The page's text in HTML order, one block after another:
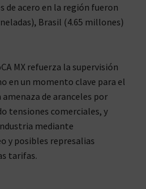
de acero en la región fueron
Brasil (4.65 millones)
MX refuerza la supervisión
en un momento clave para el
de aranceles por
tensiones comerciales, y
mediante
y posibles represalias
tarifas.